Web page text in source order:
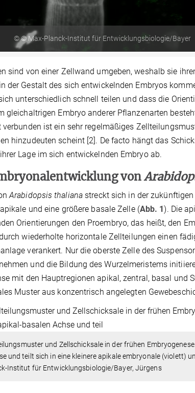
© © Max-Planck-Institut für Entwicklungsbiologie/Bayer
sind von einer Zellwand umgeben, weshalb sie
der Gestalt des sich entwickelnden Embryos
unterschiedlich schnell teilen und dass die
gleichaltrigen Embryo anderer Pflanzenarten
verbunden ist ein sehr regelmäßiges
hinzudeuten scheint [2]. De facto hängt das
Lage im sich entwickelnden Embryo ab.
von
Arabidopsis thaliana streckt sich in der
und eine größere basale Zelle (Abb. 1). Die
Orientierungen den Proembryo, das heißt, den
wiederholte horizontale Zellteilungen einen
verankert. Nur die oberste Zelle des
und die Bildung des Wurzelmeristems
mit den Hauptregionen apikal, zentral, basal und
Muster aus konzentrisch angelegten
und Zellschicksale in der frühen
und teilt sich in eine kleinere apikale embryonale (violett)
Institut für Entwicklungsbiologie/Bayer, Jürgens